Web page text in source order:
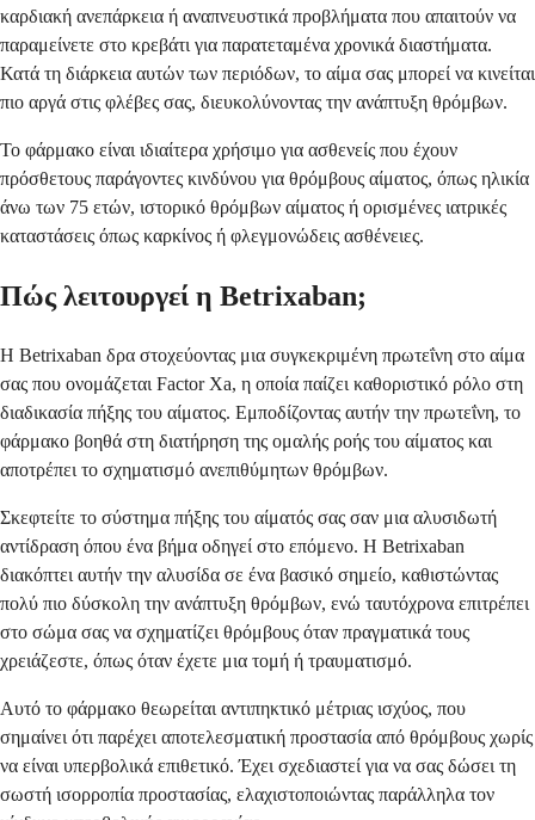
καρδιακή ανεπάρκεια ή αναπνευστικά προβλήματα που απαιτούν να
παραμείνετε στο κρεβάτι για παρατεταμένα χρονικά διαστήματα.
Κατά τη διάρκεια αυτών των περιόδων, το αίμα σας μπορεί να κινείται
πιο αργά στις φλέβες σας, διευκολύνοντας την ανάπτυξη θρόμβων.
Το φάρμακο είναι ιδιαίτερα χρήσιμο για ασθενείς που έχουν
πρόσθετους παράγοντες κινδύνου για θρόμβους αίματος, όπως ηλικία
άνω των 75 ετών, ιστορικό θρόμβων αίματος ή ορισμένες ιατρικές
καταστάσεις όπως καρκίνος ή φλεγμονώδεις ασθένειες.
Πώς λειτουργεί η Betrixaban;
Η Betrixaban δρα στοχεύοντας μια συγκεκριμένη πρωτεΐνη στο αίμα
σας που ονομάζεται Factor Xa, η οποία παίζει καθοριστικό ρόλο στη
διαδικασία πήξης του αίματος. Εμποδίζοντας αυτήν την πρωτεΐνη, το
φάρμακο βοηθά στη διατήρηση της ομαλής ροής του αίματος και
αποτρέπει το σχηματισμό ανεπιθύμητων θρόμβων.
Σκεφτείτε το σύστημα πήξης του αίματός σας σαν μια αλυσιδωτή
αντίδραση όπου ένα βήμα οδηγεί στο επόμενο. Η Betrixaban
διακόπτει αυτήν την αλυσίδα σε ένα βασικό σημείο, καθιστώντας
πολύ πιο δύσκολη την ανάπτυξη θρόμβων, ενώ ταυτόχρονα επιτρέπει
στο σώμα σας να σχηματίζει θρόμβους όταν πραγματικά τους
χρειάζεστε, όπως όταν έχετε μια τομή ή τραυματισμό.
Αυτό το φάρμακο θεωρείται αντιπηκτικό μέτριας ισχύος, που
σημαίνει ότι παρέχει αποτελεσματική προστασία από θρόμβους χωρίς
να είναι υπερβολικά επιθετικό. Έχει σχεδιαστεί για να σας δώσει τη
σωστή ισορροπία προστασίας, ελαχιστοποιώντας παράλληλα τον